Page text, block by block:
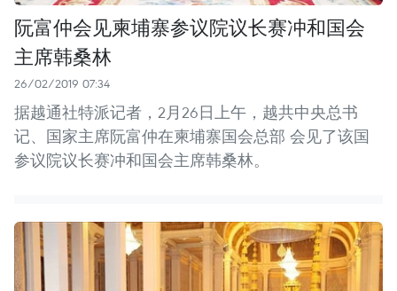
阮富仲会见柬埔寨参议院议长赛冲和国会
主席韩桑林
26/02/2019 07:34
据越通社特派记者，2月26日上午，越共中央总书
记、国家主席阮富仲在柬埔寨国会总部 会见了该国
参议院议长赛冲和国会主席韩桑林。